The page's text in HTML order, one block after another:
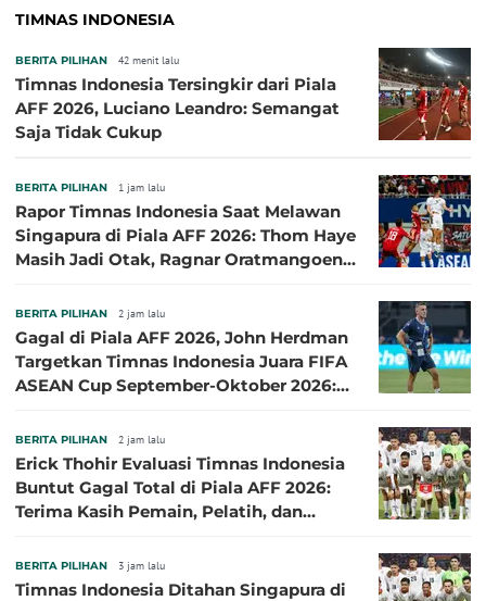
TIMNAS INDONESIA
BERITA PILIHAN 42 menit lalu
Timnas Indonesia Tersingkir dari Piala
AFF 2026, Luciano Leandro: Semangat
Saja Tidak Cukup
BERITA PILIHAN 1 jam lalu
Rapor Timnas Indonesia Saat Melawan
Singapura di Piala AFF 2026: Thom Haye
Masih Jadi Otak, Ragnar Oratmangoen
BERITA PILIHAN 2 jam lalu
Gagal di Piala AFF 2026, John Herdman
Targetkan Timnas Indonesia Juara FIFA
ASEAN Cup September-Oktober 2026:
BERITA PILIHAN 2 jam lalu
Erick Thohir Evaluasi Timnas Indonesia
Buntut Gagal Total di Piala AFF 2026:
Terima Kasih Pemain, Pelatih, dan
BERITA PILIHAN 3 jam lalu
Timnas Indonesia Ditahan Singapura di